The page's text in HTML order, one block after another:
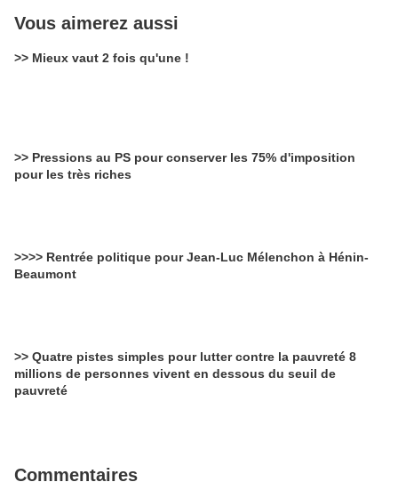
Vous aimerez aussi
>> Mieux vaut 2 fois qu'une !
>> Pressions au PS pour conserver les 75% d'imposition
pour les très riches
>>>> Rentrée politique pour Jean-Luc Mélenchon à Hénin-
Beaumont
>> Quatre pistes simples pour lutter contre la pauvreté 8
millions de personnes vivent en dessous du seuil de
pauvreté
Commentaires